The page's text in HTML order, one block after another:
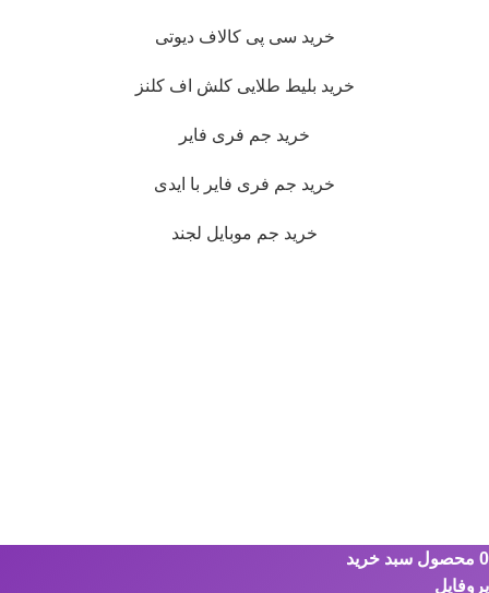
خرید سی پی کالاف دیوتی
خرید بلیط طلایی کلش اف کلنز
خرید جم فری فایر
خرید جم فری فایر با ایدی
خرید جم موبایل لجند
0 محصول سبد خرید
پروفایل